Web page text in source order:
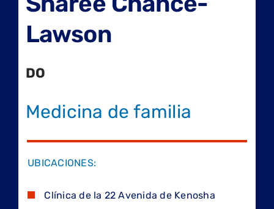
Lawson
DO
Medicina de familia
UBICACIONES:
Clínica de la 22 Avenida de Kenosha